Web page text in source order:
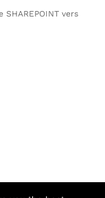
SHAREPOINT vers